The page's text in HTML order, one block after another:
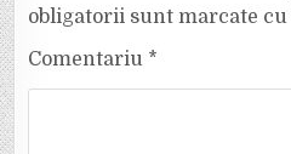
obligatorii sunt marcate cu
Comentariu *